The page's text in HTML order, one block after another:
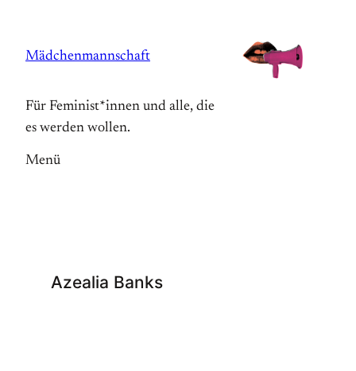
springen
Mädchenmannschaft
Für Feminist*innen und alle, die
es werden wollen.
Menü
Azealia Banks